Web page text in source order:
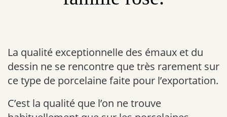
La qualité exceptionnelle des émaux et du
dessin ne se rencontre que très rarement sur
ce type de porcelaine faite pour l’exportation.
C’est la qualité que l’on ne trouve